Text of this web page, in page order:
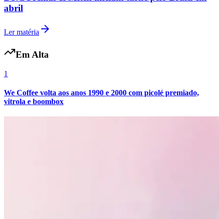
abril
Ler matéria
Em Alta
1
We Coffee volta aos anos 1990 e 2000 com picolé premiado,
vitrola e boombox